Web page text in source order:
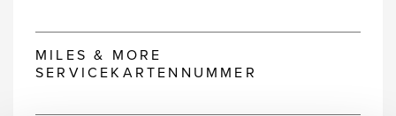
MILES & MORE
SERVICEKARTENNUMMER